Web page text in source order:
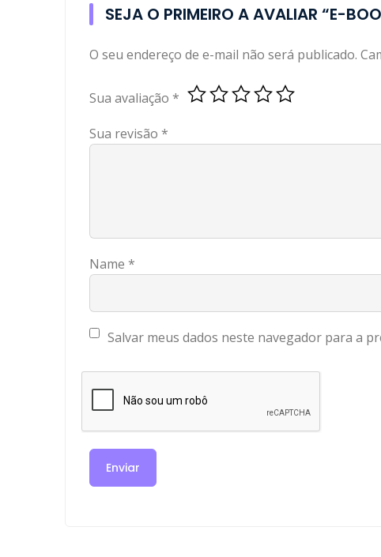
SEJA O PRIMEIRO A AVALIAR “E-
O seu endereço de e-mail não será publicado.
Sua avaliação *
Sua revisão *
Name *
Salvar meus dados neste navegador para a